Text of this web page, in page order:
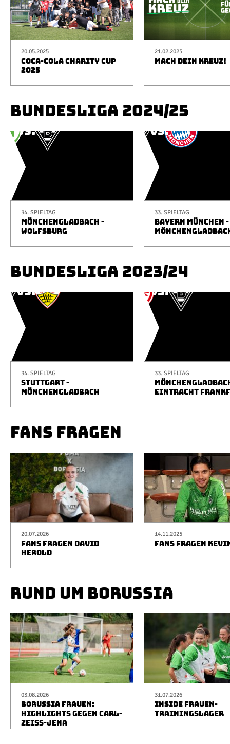
20.05.2025
COCA-COLA CHARITY CUP
2025
21.02.2025
MACH DEIN KREUZ!
BUNDESLIGA 2024/25
34. SPIELTAG
MÖNCHENGLADBACH -
WOLFSBURG
33. SPIELTAG
BAYERN MÜNCHEN -
BUNDESLIGA 2023/24
34. SPIELTAG
STUTTGART -
MÖNCHENGLADBACH
33. SPIELTAG
EINTRACHT
FANS FRAGEN
20.07.2026
FANS FRAGEN DAVID
HEROLD
14.11.2025
FANS FRAGEN
RUND UM BORUSSIA
03.08.2026
BORUSSIA FRAUEN:
HIGHLIGHTS GEGEN CARL-
ZEISS-JENA
31.07.2026
INSIDE FRAUEN-
TRAININGSLAGER